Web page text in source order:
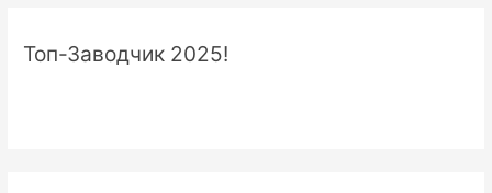
Топ-Заводчик 2025!